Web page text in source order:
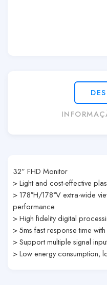
32” FHD Monitor
> Light and cost-effective
> 178°H/178°V extra-wide
performance
> High fidelity digital
> 5ms fast response time
> Support multiple signal
> Low energy consumption,